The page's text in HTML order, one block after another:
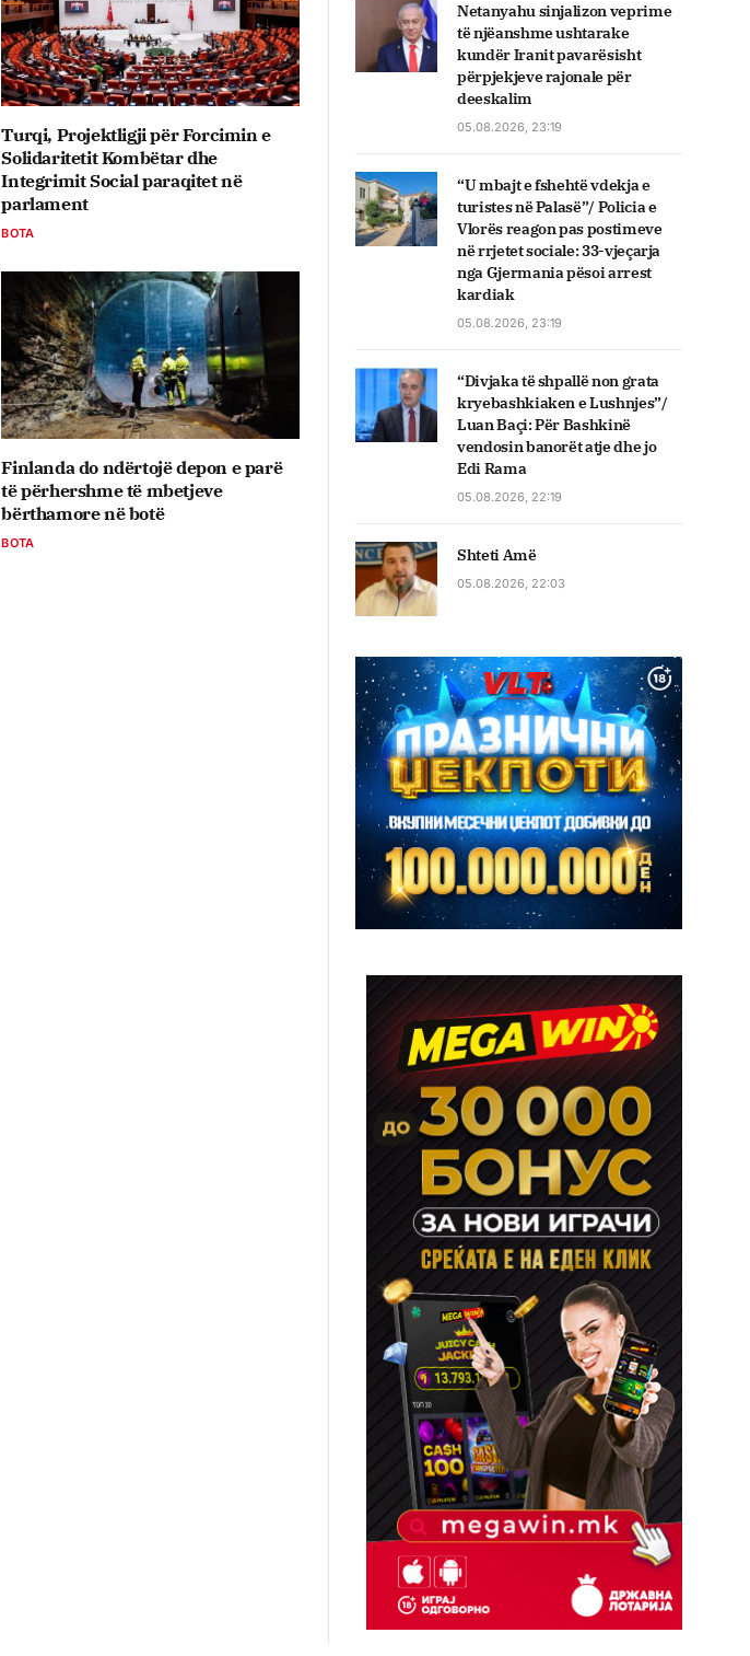
Turqi, Projektligji për Forcimin e
Solidaritetit Kombëtar dhe
Integrimit Social paraqitet në
parlament
BOTA
Finlanda do ndërtojë depon e parë
të përhershme të mbetjeve
bërthamore në botë
BOTA
Netanyahu sinjalizon veprime
të njëanshme ushtarake
kundër Iranit pavarësisht
përpjekjeve rajonale për
deeskalim
05.08.2026, 23:19
“U mbajt e fshehtë vdekja e
turistes në Palasë”/ Policia e
Vlorës reagon pas postimeve
në rrjetet sociale: 33-vjeçarja
nga Gjermania pësoi arrest
kardiak
05.08.2026, 23:19
“Divjaka të shpallë non grata
kryebashkiaken e Lushnjes”/
Luan Baçi: Për Bashkinë
vendosin banorët atje dhe jo
Edi Rama
05.08.2026, 22:19
Shteti Amë
05.08.2026, 22:03